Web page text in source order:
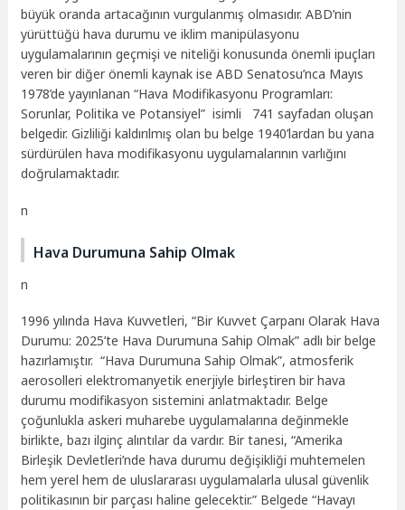
büyük oranda artacağının vurgulanmış olmasıdır. ABD’nin
yürüttüğü hava durumu ve iklim manipülasyonu
uygulamalarının geçmişi ve niteliği konusunda önemli ipuçları
veren bir diğer önemli kaynak ise ABD Senatosu’nca Mayıs
1978’de yayınlanan “Hava Modifikasyonu Programları:
Sorunlar, Politika ve Potansiyel” isimli 741 sayfadan oluşan
belgedir. Gizliliği kaldırılmış olan bu belge 1940’lardan bu yana
sürdürülen hava modifikasyonu uygulamalarının varlığını
doğrulamaktadır.
n
Hava Durumuna Sahip Olmak
n
1996 yılında Hava Kuvvetleri, “Bir Kuvvet Çarpanı Olarak Hava
Durumu: 2025’te Hava Durumuna Sahip Olmak” adlı bir belge
hazırlamıştır. “Hava Durumuna Sahip Olmak”, atmosferik
aerosolleri elektromanyetik enerjiyle birleştiren bir hava
durumu modifikasyon sistemini anlatmaktadır. Belge
çoğunlukla askeri muharebe uygulamalarına değinmekle
birlikte, bazı ilginç alıntılar da vardır. Bir tanesi, “Amerika
Birleşik Devletleri’nde hava durumu değişikliği muhtemelen
hem yerel hem de uluslararası uygulamalarla ulusal güvenlik
politikasının bir parçası haline gelecektir.” Belgede “Havayı